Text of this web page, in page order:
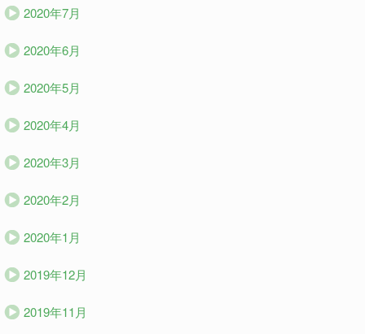
2020年7月
2020年6月
2020年5月
2020年4月
2020年3月
2020年2月
2020年1月
2019年12月
2019年11月